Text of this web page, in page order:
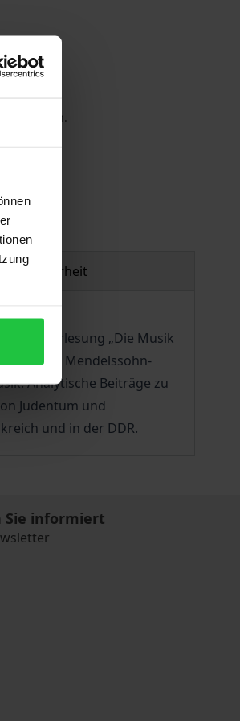
variieren.
Ringvorlesung „Die Musik
mit der Mendelssohn-
Analytische Beiträge zu
Judentum und
und in der DDR.
Sie informiert